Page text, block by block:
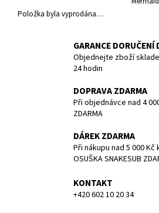
Položka byla vyprodána…
GARANCE DORUČENÍ
Objednejte zboží
24 hodin
DOPRAVA ZDARMA
Při objednávce nad 4
ZDARMA
DÁREK ZDARMA
Při nákupu nad 5 000
OSUŠKA SNAKESUB
KONTAKT
+420 602 10 20 34